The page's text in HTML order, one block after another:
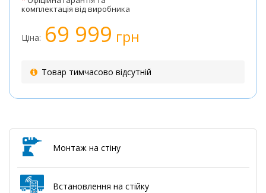
комплектація від виробника
Ціна: 69 999 грн
Товар тимчасово відсутній
Монтаж на стіну
Встановлення на стійку